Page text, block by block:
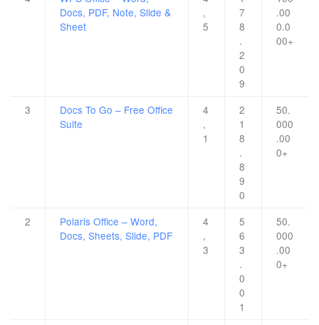
Docs, PDF, Note, Slide &
Sheet
,
5
7
8
.
2
0
9
.00
0.0
00+
3
Docs To Go – Free Office
Suite
4
,
1
2
1
8
.
8
9
0
50.
000
.00
0+
2
Polaris Office – Word,
Docs, Sheets, Slide, PDF
4
,
3
5
6
3
.
0
0
1
50.
000
.00
0+